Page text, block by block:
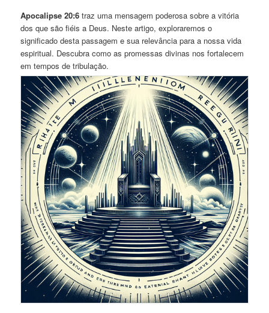
Apocalipse 20:6 traz uma mensagem poderosa sobre a vitória
dos que são fiéis a Deus. Neste artigo, exploraremos o
significado desta passagem e sua relevância para a nossa vida
espiritual. Descubra como as promessas divinas nos fortalecem
em tempos de tribulação.